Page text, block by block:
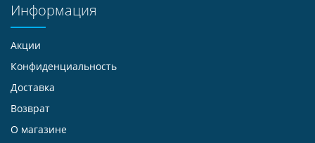
Информация
Акции
Конфиденциальность
Доставка
Возврат
О магазине